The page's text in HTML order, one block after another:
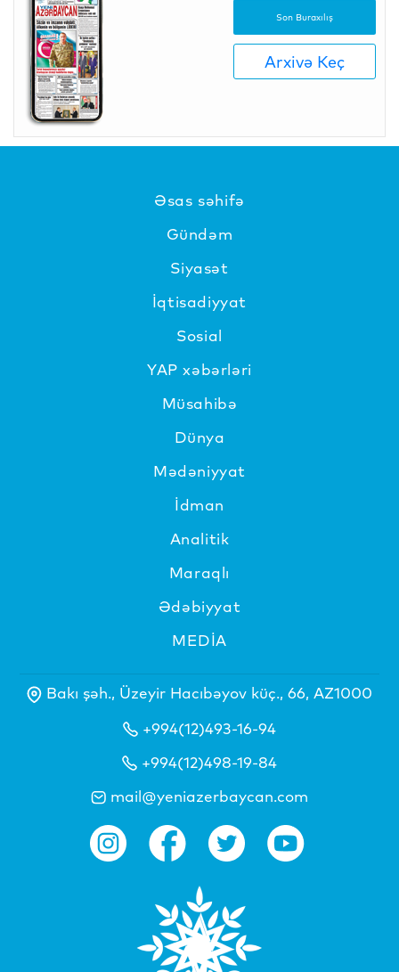
Son Buraxılış
Arxivə Keç
Əsas səhifə
Gündəm
Siyasət
İqtisadiyyat
Sosial
YAP xəbərləri
Müsahibə
Dünya
Mədəniyyat
İdman
Analitik
Maraqlı
Ədəbiyyat
MEDİA
Bakı şəh., Üzeyir Hacıbəyov küç., 66, AZ1000
+994(12)493-16-94
+994(12)498-19-84
mail@yeniazerbaycan.com